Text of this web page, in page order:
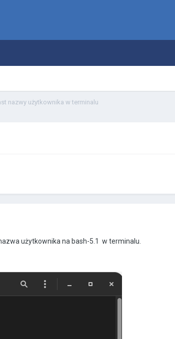
nazwy użytkownika w terminalu
użytkownika na bash-5.1 w terminalu.